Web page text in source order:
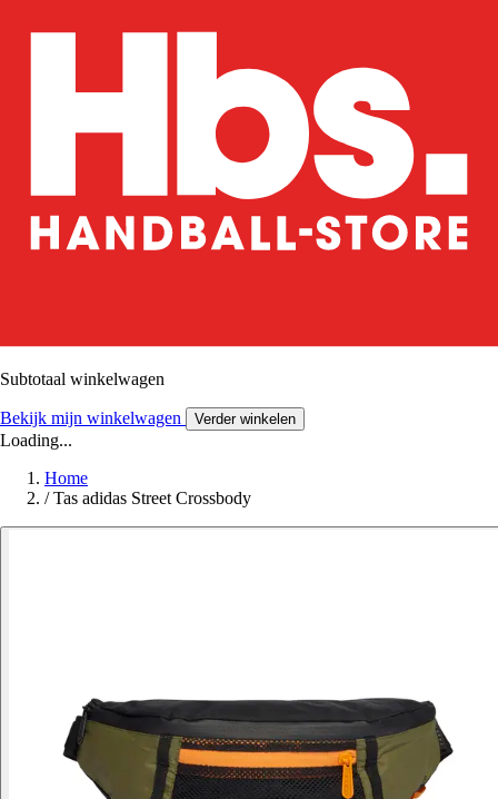
Subtotaal winkelwagen
Bekijk mijn winkelwagen Verder winkelen
Loading...
Home
/ Tas adidas Street Crossbody